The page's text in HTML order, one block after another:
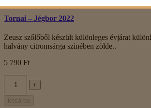
Tornai – Jégbor 2022
Zeusz szőlőből készült különleges évjárat
halvány citromsárga színében zölde..
5 790 Ft
+
kosárba